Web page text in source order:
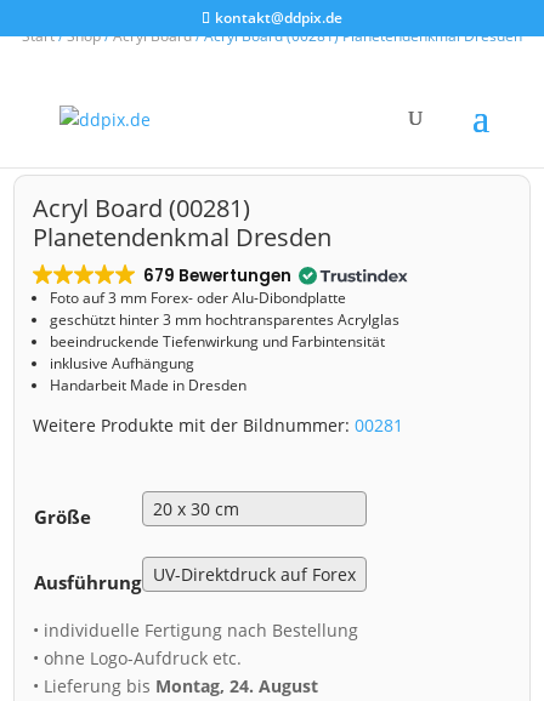
kontakt@ddpix.de
Start/Shop/Acryl Board/ Acryl Board (00281) Planetendenkmal Dresden
Acryl Board (00281)
Planetendenkmal Dresden
679 Bewertungen
Foto auf 3 mm Forex- oder Alu-Dibondplatte
geschützt hinter 3 mm hochtransparentes Acrylglas
beeindruckende Tiefenwirkung und Farbintensität
inklusive Aufhängung
Handarbeit Made in Dresden
Weitere Produkte mit der Bildnummer:00281
Größe
Ausführung
• individuelle Fertigung nach Bestellung
• ohne Logo-Aufdruck etc.
• Lieferung bis Montag, 24. August